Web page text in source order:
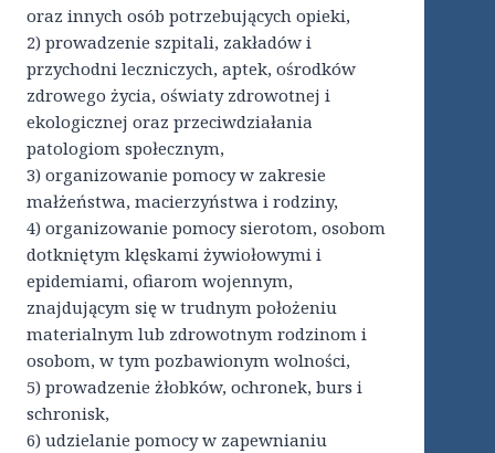
oraz innych osób potrzebujących opieki,
2) prowadzenie szpitali, zakładów i
przychodni leczniczych, aptek, ośrodków
zdrowego życia, oświaty zdrowotnej i
ekologicznej oraz przeciwdziałania
patologiom społecznym,
3) organizowanie pomocy w zakresie
małżeństwa, macierzyństwa i rodziny,
4) organizowanie pomocy sierotom, osobom
dotkniętym klęskami żywiołowymi i
epidemiami, ofiarom wojennym,
znajdującym się w trudnym położeniu
materialnym lub zdrowotnym rodzinom i
osobom, w tym pozbawionym wolności,
5) prowadzenie żłobków, ochronek, burs i
schronisk,
6) udzielanie pomocy w zapewnianiu